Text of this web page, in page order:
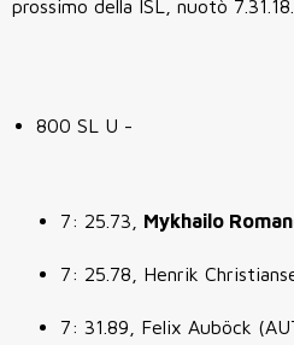
prossimo della ISL, nuotò 7.31.18.
800 SL U -
7: 25.73, Mykhailo
7: 25.78, Henrik
7: 31.89, Felix Auböck